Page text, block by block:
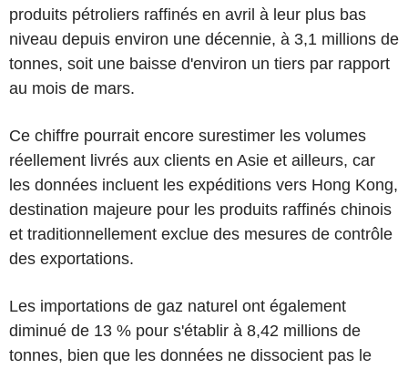
produits pétroliers raffinés en avril à leur plus bas
niveau depuis environ une décennie, à 3,1 millions de
tonnes, soit une baisse d'environ un tiers par rapport
au mois de mars.
Ce chiffre pourrait encore surestimer les volumes
réellement livrés aux clients en Asie et ailleurs, car
les données incluent les expéditions vers Hong Kong,
destination majeure pour les produits raffinés chinois
et traditionnellement exclue des mesures de contrôle
des exportations.
Les importations de gaz naturel ont également
diminué de 13 % pour s'établir à 8,42 millions de
tonnes, bien que les données ne dissocient pas le